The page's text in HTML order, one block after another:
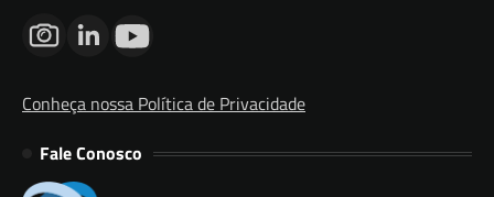
Conheça nossa Política de Privacidade
Fale Conosco